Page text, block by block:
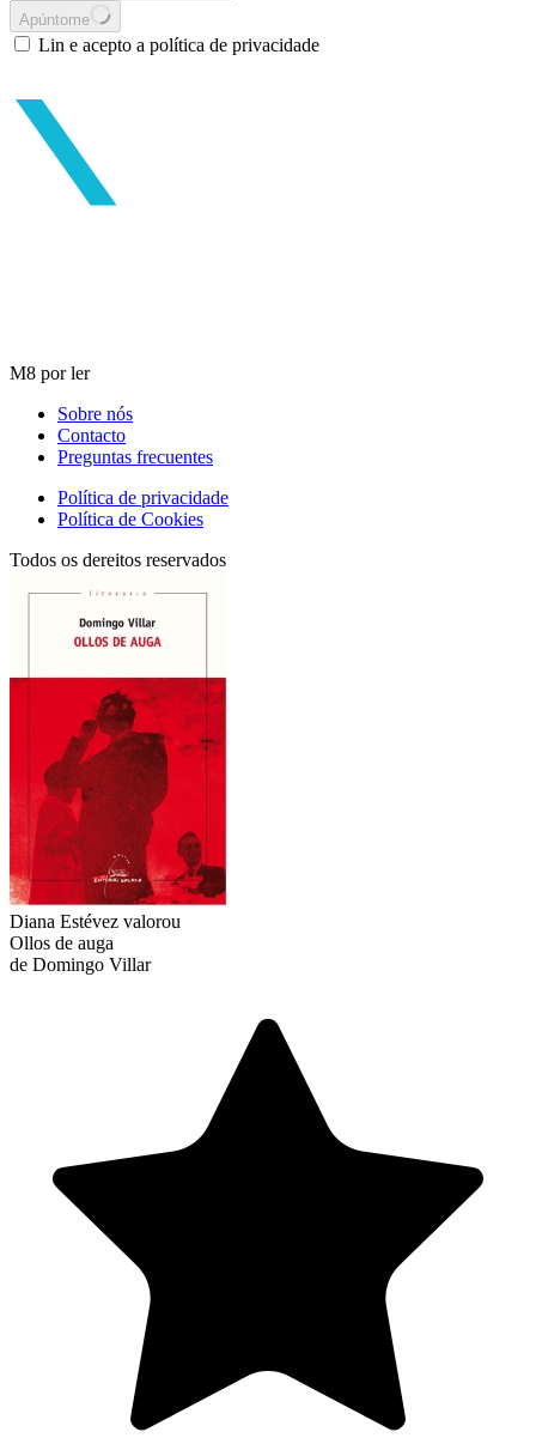
Apúntome
Lin e acepto a política de privacidade
M8 por ler
Sobre nós
Contacto
Preguntas frecuentes
Política de privacidade
Política de Cookies
Todos os dereitos reservados
Diana Estévez valorou
Ollos de auga
de Domingo Villar